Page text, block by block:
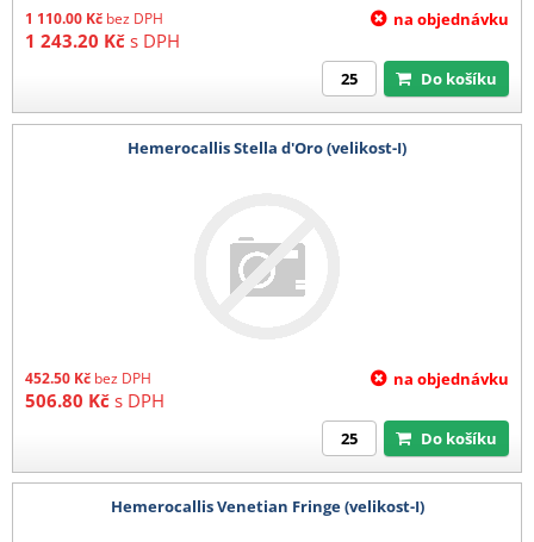
1 110.00 Kč bez DPH
1 243.20 Kč s DPH
na objednávku
Do košíku
Hemerocallis Stella d'Oro (velikost-I)
452.50 Kč bez DPH
506.80 Kč s DPH
na objednávku
Do košíku
Hemerocallis Venetian Fringe (velikost-I)